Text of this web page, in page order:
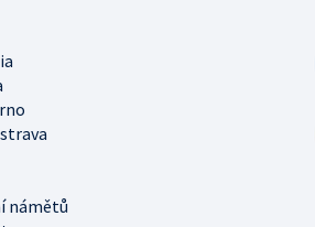
námětů